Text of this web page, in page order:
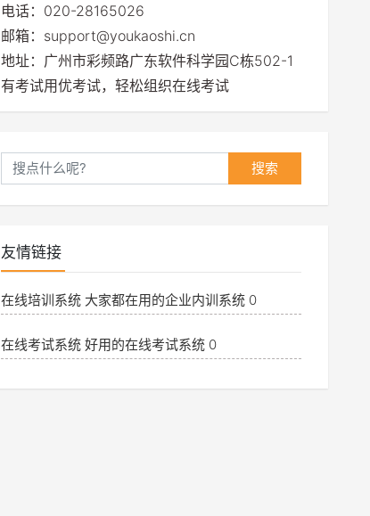
电话：020-28165026
邮箱：support@youkaoshi.cn
地址：广州市彩频路广东软件科学园C栋502-1
有考试用优考试，轻松组织在线考试
搜索
友情链接
在线培训系统 大家都在用的企业内训系统 0
在线考试系统 好用的在线考试系统 0